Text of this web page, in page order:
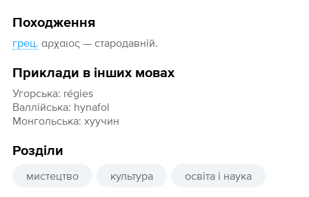
Походження
грец. αρχαιος — стародавній.
Приклади в інших мовах
Угорська: régies
Валлійська: hynafol
Монгольська: хуучин
Розділи
мистецтво культура освіта і наука